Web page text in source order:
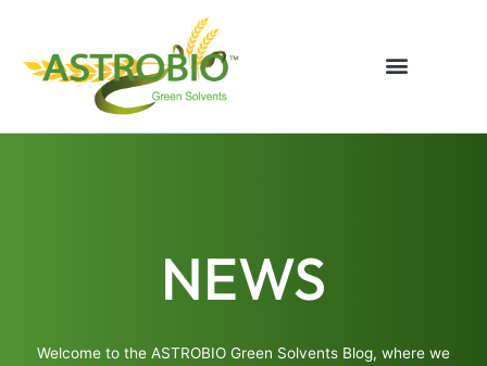
contenuto
NEWS
Welcome to the ASTROBIO Green Solvents Blog, where we